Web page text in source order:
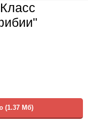
(1.37 Мб)